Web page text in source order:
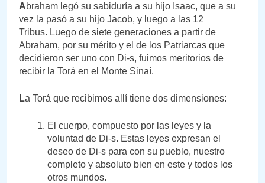
Abraham legó su sabiduría a su hijo Isaac, que a su
vez la pasó a su hijo Jacob, y luego a las 12
Tribus. Luego de siete generaciones a partir de
Abraham, por su mérito y el de los Patriarcas que
decidieron ser uno con Di-s, fuimos meritorios de
recibir la Torá en el Monte Sinaí.
La Torá que recibimos allí tiene dos dimensiones:
El cuerpo, compuesto por las leyes y la
voluntad de Di-s. Estas leyes expresan el
deseo de Di-s para con su pueblo, nuestro
completo y absoluto bien en este y todos los
otros mundos.